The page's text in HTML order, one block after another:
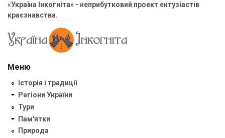
«Україна Інкогніта» - неприбутковий проект ентузіастів
краєзнавства.
Меню
Історія і традиції
Регіони України
Тури
Пам'ятки
Природа